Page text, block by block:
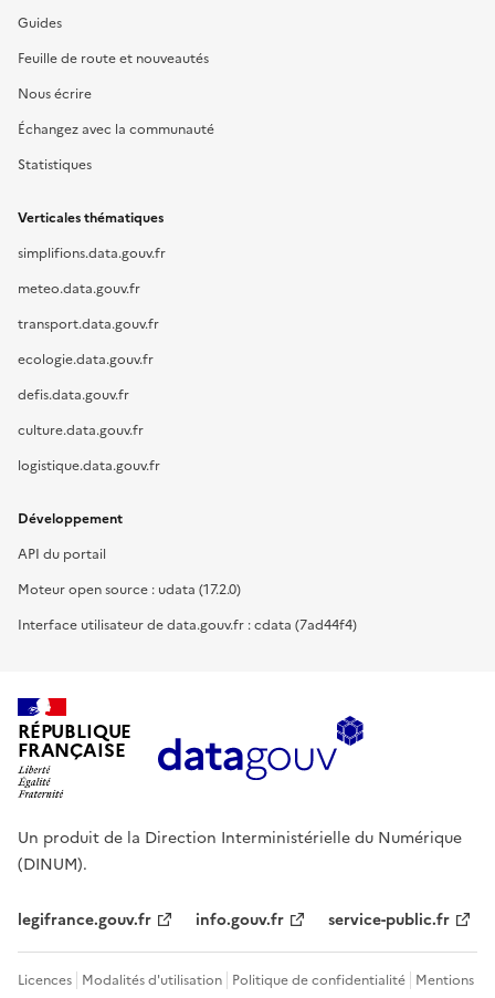
Guides
Feuille de route et nouveautés
Nous écrire
Échangez avec la communauté
Statistiques
Verticales thématiques
simplifions.data.gouv.fr
meteo.data.gouv.fr
transport.data.gouv.fr
ecologie.data.gouv.fr
defis.data.gouv.fr
culture.data.gouv.fr
logistique.data.gouv.fr
Développement
API du portail
Moteur open source : udata (17.2.0)
Interface utilisateur de data.gouv.fr : cdata (7ad44f4)
RÉPUBLIQUE
FRANÇAISE
Un produit de la Direction Interministérielle du Numérique
(DINUM).
legifrance.gouv.fr info.gouv.fr service-public.fr
Licences Modalités d'utilisation Politique de confidentialité Mentions